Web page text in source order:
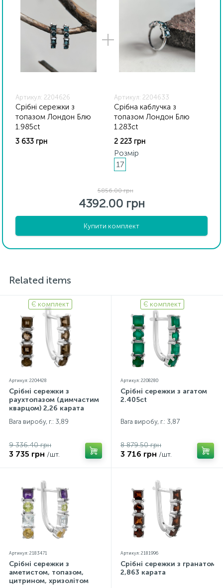
кольорів екраном
Артикул: 2204626
Срібні сережки з
топазом Лондон Блю
1.985ct
3 633 грн
Артикул: 2204633
Срібна каблучка з
топазом Лондон Блю
1.283ct
2 223 грн
Розмір
17
5856.00 грн
4392.00 грн
Купити комплект
Related items
Є комплект
Артикул: 2204428
Срібні сережки з
раухтопазом (димчастим
кварцом) 2,26 карата
Вага виробу, г.: 3,89
9 336.40 грн
3 735 грн /шт.
Є комплект
Артикул: 2208280
Срібні сережки з агатом
2.405ct
Вага виробу, г.: 3,87
8 879.50 грн
3 716 грн /шт.
Артикул: 2183471
Срібні сережки з
аметистом, топазом,
цитрином, хризолітом
Артикул: 2181996
Срібні сережки з гранатом
2,863 карата